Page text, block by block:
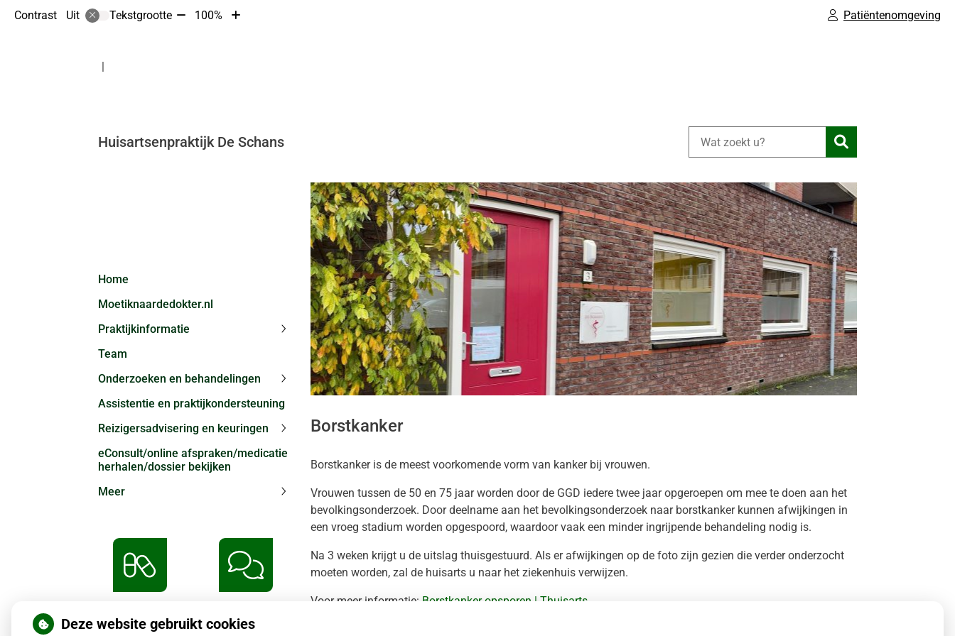
Contrast Uit Tekstgrootte Tekst100%
Tekst
Patiëntenomgeving
Huisartsenpraktijk De Schans Zoeken
Home
Moetiknaardedokter.nl
Praktijkinformatie
Praktijkinformatie
submenu
Team
Onderzoeken en behandelingen
Onderzoeken
en
behandelingen
submenu
Assistentie en praktijkondersteuning
Reizigersadvisering en keuringen
en
keuringen
eConsult/online afspraken/medicatie
herhalen/dossier bekijken
Meer
submenu
aanvragen
stellen
Borstkanker
Borstkanker is de meest voorkomende vorm van kanker bij vrouwen.
Vrouwen tussen de 50 en 75 jaar worden door de GGD iedere twee jaar opgeroepen om mee te doen aan het
bevolkingsonderzoek. Door deelname aan het bevolkingsonderzoek naar borstkanker kunnen afwijkingen in
een vroeg stadium worden opgespoord, waardoor vaak een minder ingrijpende behandeling nodig is.
Na 3 weken krijgt u de uitslag thuisgestuurd. Als er afwijkingen op de foto zijn gezien die verder onderzocht
moeten worden, zal de huisarts u naar het ziekenhuis verwijzen.
Voor meer informatie: Borstkanker opsporen | Thuisarts
Deze website gebruikt cookies